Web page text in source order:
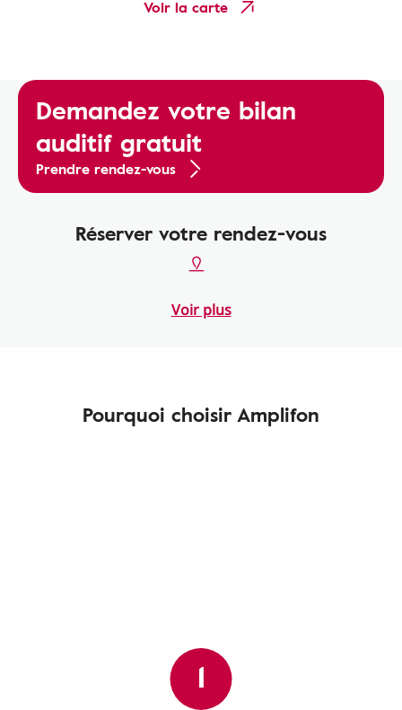
Voir la carte
Demandez votre bilan
auditif gratuit
Prendre rendez-vous
Réserver votre rendez-vous
Voir plus
Pourquoi choisir Amplifon
1